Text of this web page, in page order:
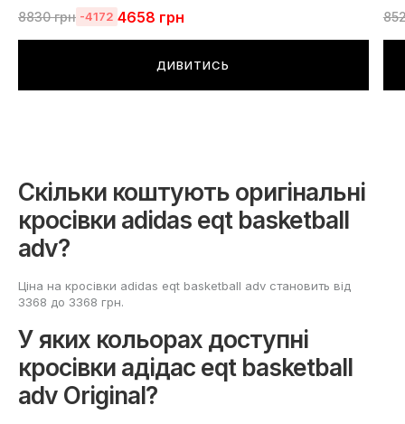
8830грн -4172 4658 грн
ДИВИТИСЬ
Скільки коштують оригінальні
кросівки adidas eqt basketball
adv?
Ціна на кросівки adidas eqt basketball adv становить від
3368 до 3368 грн.
У яких кольорах доступні
кросівки адідас eqt basketball
adv Original?